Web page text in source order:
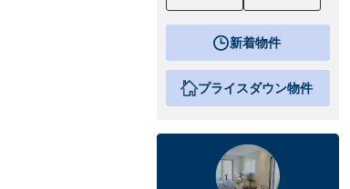
新着物件
プライスダウン物件